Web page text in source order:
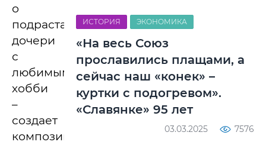
о
подрастающей
дочери
с
любимым
хобби
–
создает
композиции
ИСТОРИЯ ЭКОНОМИКА
«На весь Союз
прославились плащами, а
сейчас наш «конек» –
куртки с подогревом».
«Славянке» 95 лет
03.03.2025 7576